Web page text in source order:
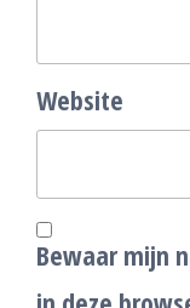
Website
Bewaar mijn